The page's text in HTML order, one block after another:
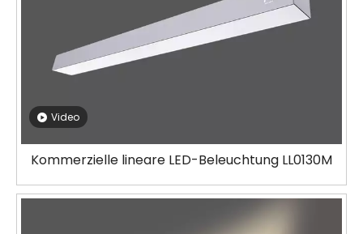
Video
Kommerzielle lineare LED-Beleuchtung LL0130M